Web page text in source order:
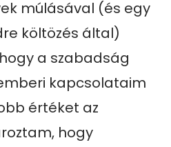
múlásával (és egy
költözés által)
a szabadság
kapcsolataim
értéket az
hogy